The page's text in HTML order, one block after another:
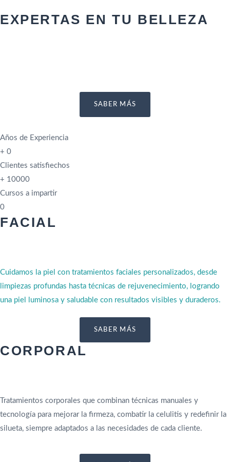
EXPERTAS EN TU BELLEZA
SABER MÁS
Años de Experiencia
+ 0
Clientes satisfiechos
+ 10000
Cursos a impartir
0
FACIAL
Cuidamos la piel con tratamientos faciales personalizados, desde
limpiezas profundas hasta técnicas de rejuvenecimiento, logrando
una piel luminosa y saludable con resultados visibles y duraderos.
SABER MÁS
CORPORAL
Tratamientos corporales que combinan técnicas manuales y
tecnología para mejorar la firmeza, combatir la celulitis y redefinir la
silueta, siempre adaptados a las necesidades de cada cliente.